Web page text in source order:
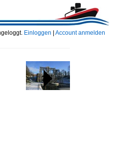
Einloggen Account anmelden